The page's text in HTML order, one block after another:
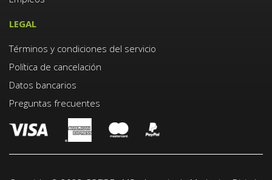
LEGAL
Términos y condiciones del servicio
Política de cancelación
Datos bancarios
Preguntas frecuentes